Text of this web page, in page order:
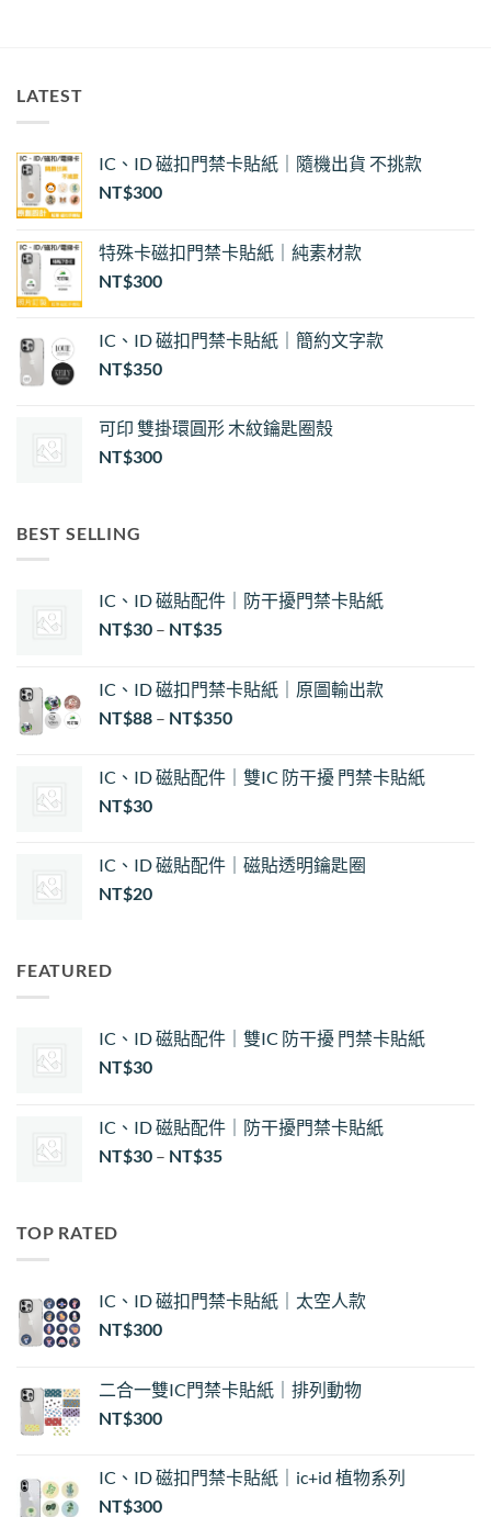
LATEST
IC、ID 磁扣門禁卡貼紙｜隨機出貨 不挑款
NT$300
特殊卡磁扣門禁卡貼紙｜純素材款
NT$300
IC、ID 磁扣門禁卡貼紙｜簡約文字款
NT$350
可印 雙掛環圓形 木紋鑰匙圈殼
NT$300
BEST SELLING
IC、ID 磁貼配件｜防干擾門禁卡貼紙
NT$30 – NT$35價
圍：
NT$30
NT$35
IC、ID 磁扣門禁卡貼紙｜原圖輸出款
NT$88 – NT$350
IC、ID 磁貼配件｜雙IC 防干擾 門禁卡貼紙
NT$30
IC、ID 磁貼配件｜磁貼透明鑰匙圈
NT$20
FEATURED
IC、ID 磁貼配件｜雙IC 防干擾 門禁卡貼紙
NT$30
IC、ID 磁貼配件｜防干擾門禁卡貼紙
NT$30 – NT$35價
NT$35
TOP RATED
IC、ID 磁扣門禁卡貼紙｜太空人款
NT$300
二合一雙IC門禁卡貼紙｜排列動物
NT$300
IC、ID 磁扣門禁卡貼紙｜ic+id 植物系列
NT$300